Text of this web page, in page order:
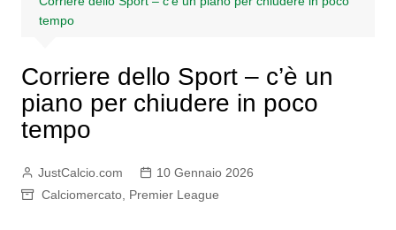
tempo
Corriere dello Sport – c’è un
piano per chiudere in poco
tempo
JustCalcio.com
10 Gennaio 2026
Calciomercato, Premier League